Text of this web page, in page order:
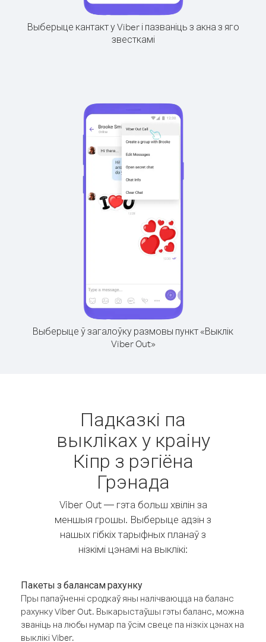
Выберыце кантакт у Viber і пазваніць з акна з яго
звесткамі
Выберыце ў загалоўку размовы пункт «Выклік
Viber Out»
Падказкі па
выкліках у краіну
Кіпр з рэгіёна
Грэнада
Viber Out — гэта больш хвілін за
меншыя грошы. Выберыце адзін з
нашых гібкіх тарыфных планаў з
нізкімі цэнамі на выклікі:
Пакеты з балансам рахунку
Пры папаўненні сродкаў яны налічваюцца на баланс
рахунку Viber Out. Выкарыстаўшы гэты баланс, можна
званіць на любы нумар па ўсім свеце па нізкіх цэнах на
выклікі Viber.